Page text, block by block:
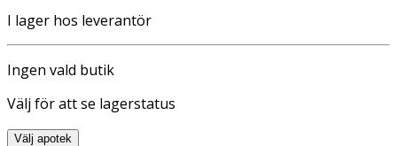
I lager hos leverantör
Ingen vald butik
Välj för att se lagerstatus
Välj apotek